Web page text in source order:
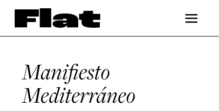
Manifiesto
Mediterráneo